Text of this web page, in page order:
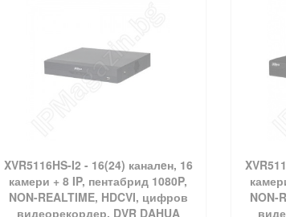
XVR5116HS-I2 - 16(24) каналeн, 16
камери + 8 IP, пентабрид 1080P,
NON-REALTIME, HDCVI, цифров
видеорекордер, DVR DAHUA
NON-